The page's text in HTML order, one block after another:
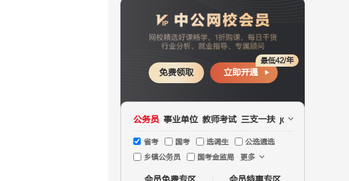
免费领取 立即开通
最低42/年
公务员 事业单位 教师考试 三支一扶 jd文职
省考 国考 选调生
公选遴选
乡镇公务员
国考金监局 更多